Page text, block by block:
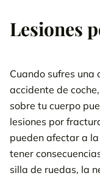
especialistas en
Causas comunes de
Tipos de lesiones por
Fracturas óseas más
Lesiones por fractura
Tampa especializado
Lesiones
Cuando sufres
accidente de
sobre tu cuerpo
lesiones por
pueden afectar a
tener
silla de ruedas, la